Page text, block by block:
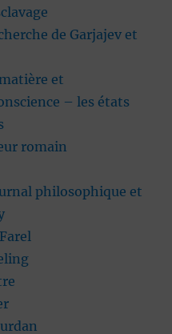
de Garjajev et
et
– les états
romain
philosophique et